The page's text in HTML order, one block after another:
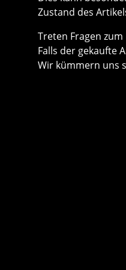
Zustand des
Treten Fragen
Falls der gekaufte
Wir kümmern uns